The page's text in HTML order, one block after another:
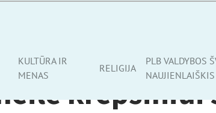
KULTŪRA IR
MENAS
RELIGIJA
PLB VALDYBOS
NAUJIENLAIŠKIS
krepšiniui